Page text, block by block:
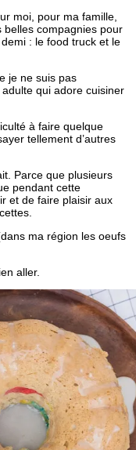
moi, pour ma famille,
belles compagnies pour
: le food truck et le
je ne suis pas
qui adore cuisiner
à faire quelque
tellement d’autres
Parce que plusieurs
pendant cette
et de faire plaisir aux
ma région les oeufs
aller.